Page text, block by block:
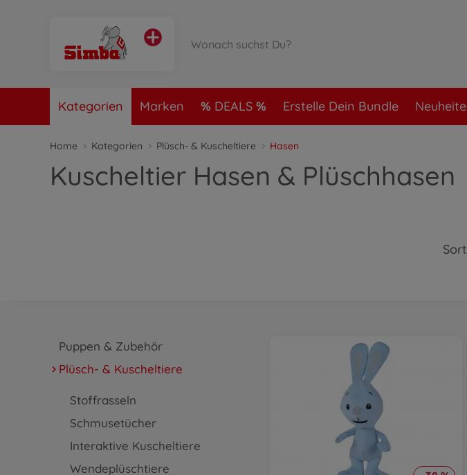
Kategorien Marken DEALS Erstelle Dein Bundle
Home Kategorien Plüsch- & Kuscheltiere Hasen
Kuscheltier Hasen & Plüschhasen
Puppen & Zubehör
Plüsch- & Kuscheltiere
Stoffrasseln
Schmusetücher
Interaktive Kuscheltiere
Wendeplüschtiere